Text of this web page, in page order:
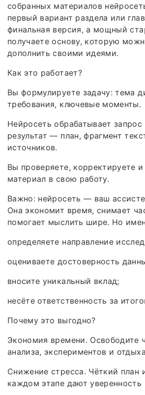
собранных материалов
первый вариант раздела или
финальная версия, а мощный
получаете основу, которую
дополнить своими идеями.
Как это работает?
Вы формулируете задачу: тема
требования, ключевые моменты.
Нейросеть обрабатывает
результат — план, фрагмент
источников.
Вы проверяете, корректируете
материал в свою работу.
Важно: нейросеть — ваш
Она экономит время, снимает
помогает мыслить шире. Но
определяете направление
оцениваете достоверность
вносите уникальный вклад;
несёте ответственность за
Почему это выгодно?
Экономия времени. Освободите
анализа, экспериментов и
Снижение стресса. Чёткий план
каждом этапе дают уверенность